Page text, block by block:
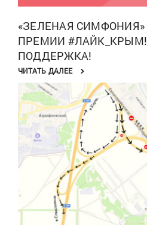
«ЗЕЛЕНАЯ СИМФОНИЯ»
ПРЕМИИ
ПОДДЕРЖКА!
ЧИТАТЬ ДАЛЕЕ